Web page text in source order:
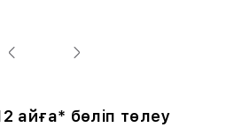
айға* бөліп төлеу